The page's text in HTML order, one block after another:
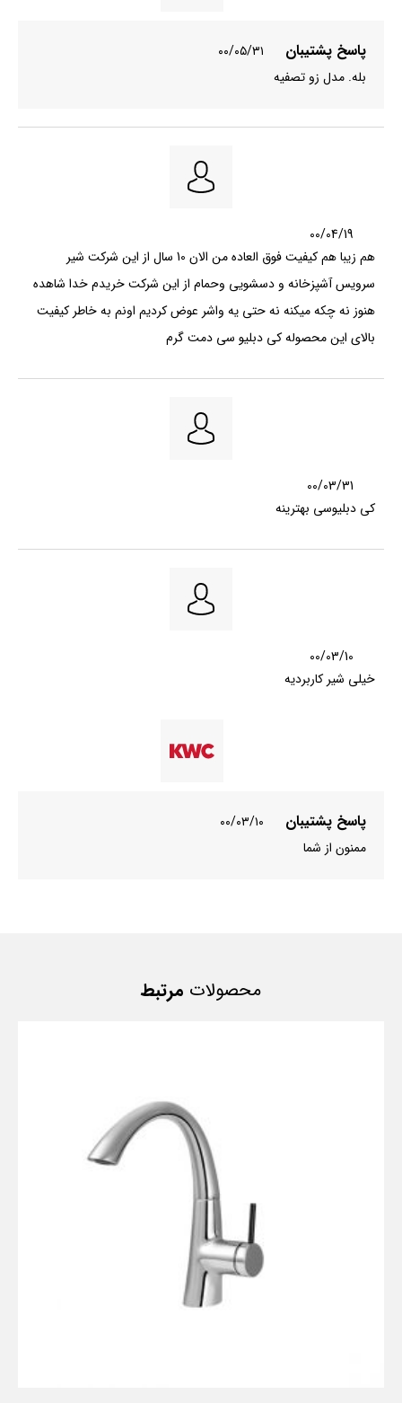
پاسخ پشتیبان
۰۰/۰۵/۳۱
بله. مدل زو تصفیه
00/04/19
هم زیبا هم کیفیت فوق العاده من الان 10 سال از این شرکت شیر
سرویس آشپزخانه و دسشویی وحمام از این شرکت خریدم خدا شاهده
هنوز نه چکه میکنه نه حتی یه واشر عوض کردیم اونم به خاطر کیفیت
بالای این محصوله کی دبلیو سی دمت گرم
00/03/31
کی دبلیوسی بهترینه
00/03/10
خیلی شیر کاربردیه
پاسخ پشتیبان
۰۰/۰۳/۱۰
ممنون از شما
محصولات مرتبط